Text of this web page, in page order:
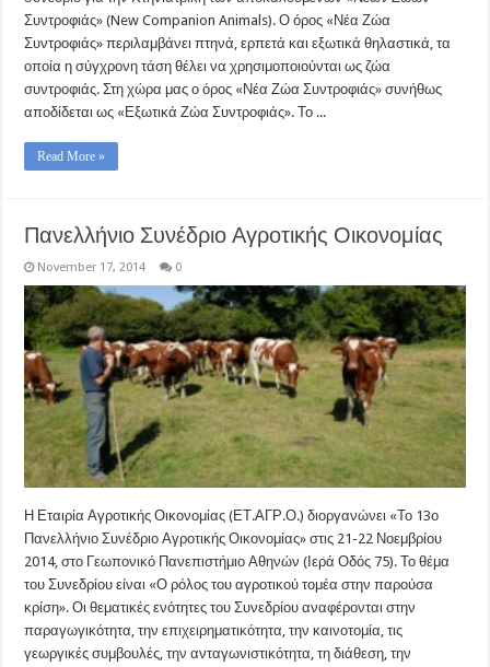
Συντροφιάς» (New Companion Animals). Ο όρος «Νέα Ζώα
Συντροφιάς» περιλαμβάνει πτηνά, ερπετά και εξωτικά θηλαστικά, τα
οποία η σύγχρονη τάση θέλει να χρησιμοποιούνται ως ζώα
συντροφιάς. Στη χώρα μας ο όρος «Νέα Ζώα Συντροφιάς» συνήθως
αποδίδεται ως «Εξωτικά Ζώα Συντροφιάς». Το ...
Read More »
Πανελλήνιο Συνέδριο Αγροτικής Οικονομίας
November 17, 2014 0
Η Εταιρία Αγροτικής Οικονομίας (ΕΤ.ΑΓΡ.Ο.) διοργανώνει «Το 13ο
Πανελλήνιο Συνέδριο Αγροτικής Οικονομίας» στις 21-22 Νοεμβρίου
2014, στο Γεωπονικό Πανεπιστήμιο Αθηνών (Ιερά Οδός 75). Το θέμα
του Συνεδρίου είναι «Ο ρόλος του αγροτικού τομέα στην παρούσα
κρίση». Οι θεματικές ενότητες του Συνεδρίου αναφέρονται στην
παραγωγικότητα, την επιχειρηματικότητα, την καινοτομία, τις
γεωργικές συμβουλές, την ανταγωνιστικότητα, τη διάθεση, την